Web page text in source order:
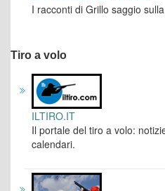
I racconti di Grillo saggio
Tiro a volo
ILTIRO.IT
Il portale del tiro a volo:
calendari.